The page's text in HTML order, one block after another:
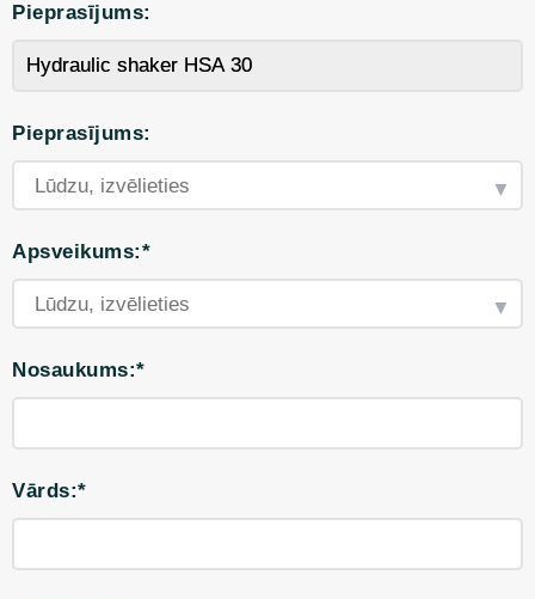
Pieprasījums:
Pieprasījums:
Apsveikums:*
Nosaukums:*
Vārds:*